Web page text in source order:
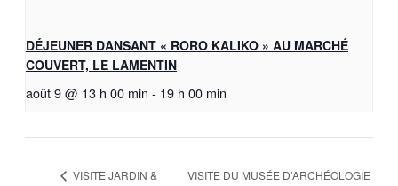
DÉJEUNER DANSANT « RORO KALIKO » AU MARCHÉ
COUVERT, LE LAMENTIN
août 9 @ 13 h 00 min - 19 h 00 min
VISITE JARDIN &
VISITE DU MUSÉE D’ARCHÉOLOGIE